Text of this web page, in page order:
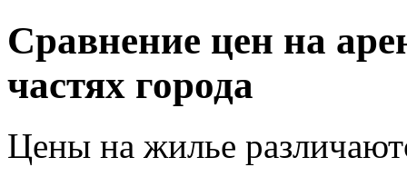
Сравнение цен на
частях города
Цены на жилье